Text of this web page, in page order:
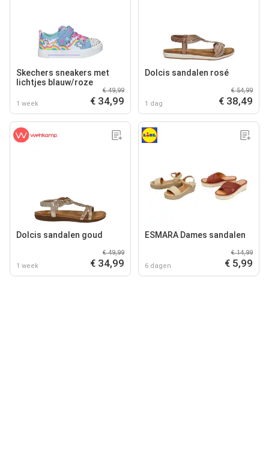
Skechers sneakers met
lichtjes blauw/roze
1 week
€ 49,99
€ 34,99
Dolcis sandalen rosé
1 dag
€ 54,99
€ 38,49
Dolcis sandalen goud
1 week
€ 49,99
€ 34,99
ESMARA Dames sandalen
6 dagen
€ 14,99
€ 5,99